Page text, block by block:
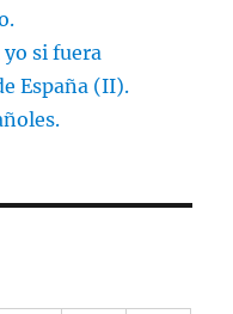
yo si fuera
España (II).